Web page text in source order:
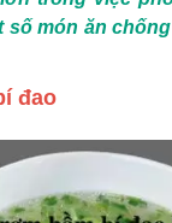
số món ăn
đao